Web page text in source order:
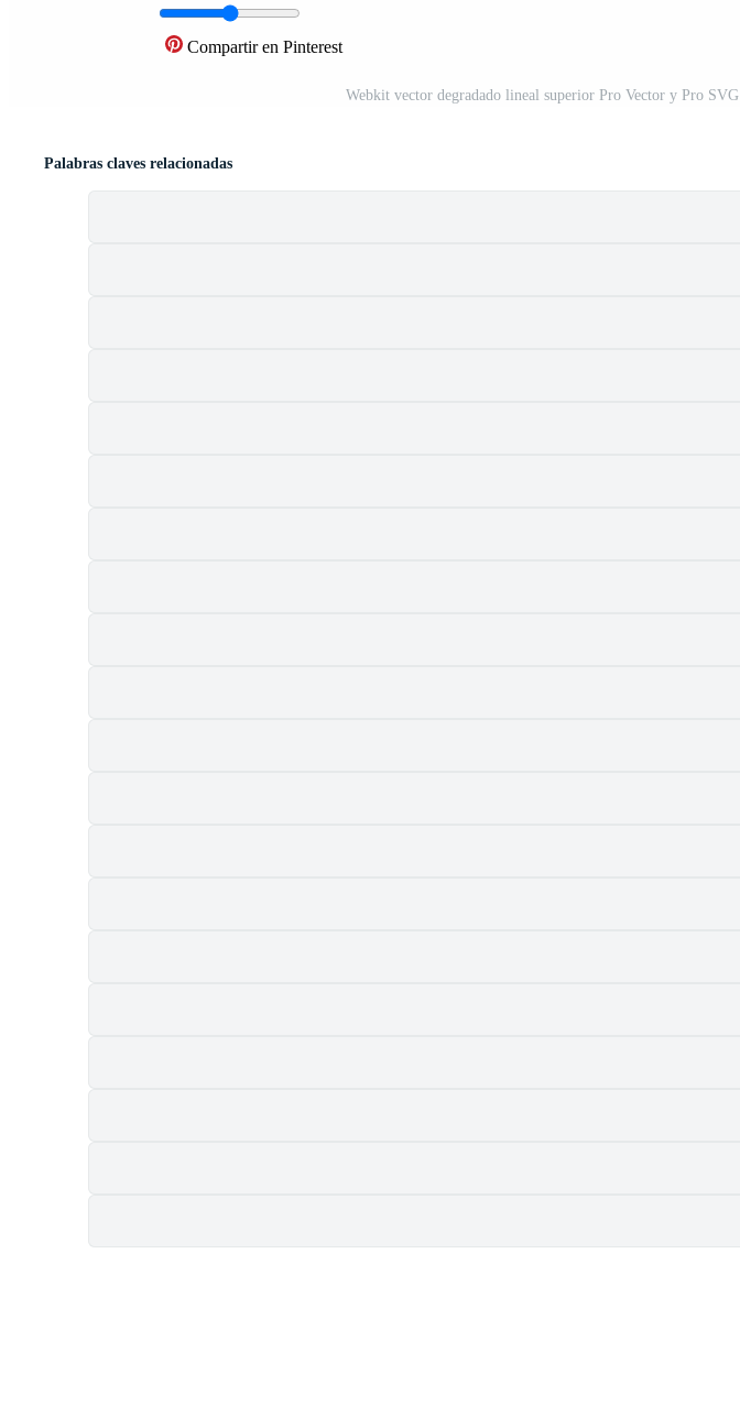
Compartir en Pinterest
Webkit vector degradado lineal superior Pro Vector y Pro SVG
Palabras claves relacionadas